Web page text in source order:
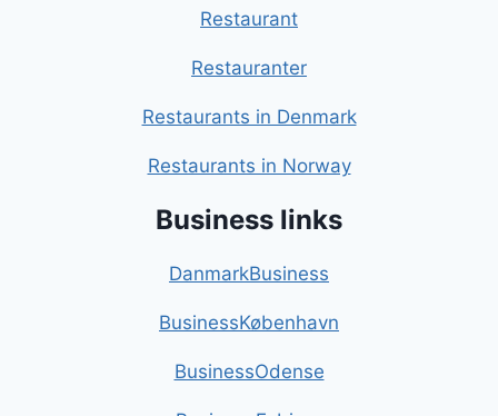
Restaurant
Restauranter
Restaurants in Denmark
Restaurants in Norway
Business links
DanmarkBusiness
BusinessKøbenhavn
BusinessOdense